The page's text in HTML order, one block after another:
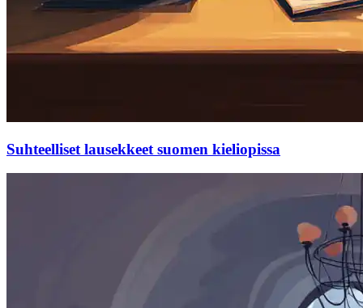
Suhteelliset lausekkeet suomen kieliopissa